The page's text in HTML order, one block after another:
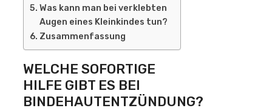
Was kann man bei verklebten
Augen eines Kleinkindes tun?
Zusammenfassung
WELCHE SOFORTIGE
HILFE GIBT ES BEI
BINDEHAUTENTZÜNDUNG?